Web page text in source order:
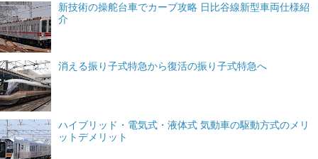
新技術の操舵台車でカーブ攻略 日比谷線新型車両仕様紹
介
消える振り子式特急から復活の振り子式特急へ
ハイブリッド・電気式・液体式 気動車の駆動方式のメリ
ットデメリット